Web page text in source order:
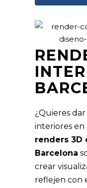
¿Quieres
interiores en
renders 3D
Barcelona
crear
reflejen con